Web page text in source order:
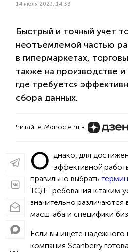
14 июля 2023, 14:33
Быстрый и точный учет
неотъемлемой частью
в гипермаркетах,
также на производстве и
где требуется
сбора данных.
Читайте Monocle.ru в
О
днако, для
эффективной
правильно выбрать
ТСД. Требования к таким
значительно различаются
масштаба и специфики
Если вы ищете надежного
компания Scanberry